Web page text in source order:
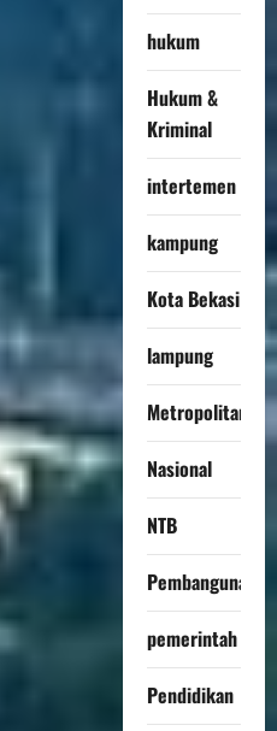
hukum
Hukum &
Kriminal
intertemen
kampung
Kota Bekasi
lampung
Metropolitan
Nasional
NTB
Pembangunan
pemerintah
Pendidikan